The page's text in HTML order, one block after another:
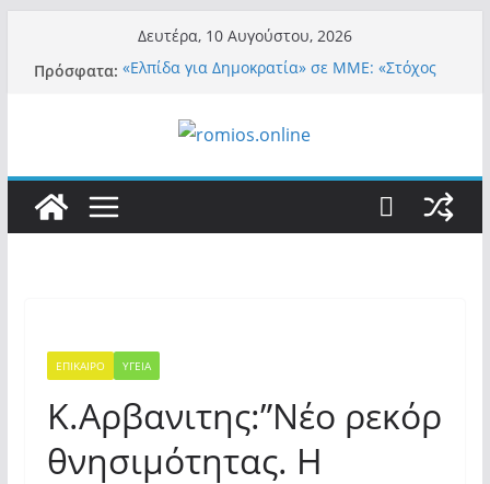
περιεχόμενο
Δευτέρα, 10 Αυγούστου, 2026
Πρόσφατα: «Ελπίδα για Δημοκρατία» σε ΜΜΕ: «Στόχος
το διεφθαρμένο σύστημα εξουσίας»
«Αιχμηρή» τοποθέτηση από την Μαρία
Θ.Αυγερινό και όσους αποχώρησαν από την
Α.Φάουτσι: Στις ΗΠΑ τον συνέλαβαν για τα
Και πάλι περί στελεχών….
ΕΠΙΚΑΙΡΟ ΥΓΕΙΑ
Κ.Αρβανιτης:”Νέο ρεκόρ
θνησιμότητας. Η